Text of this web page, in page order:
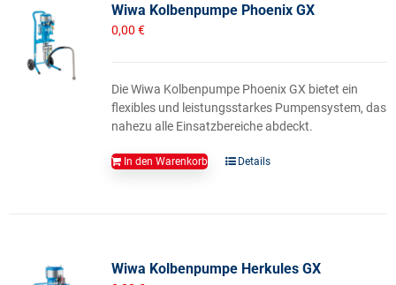
Wiwa Kolbenpumpe Phoenix GX
0,00 €
Die Wiwa Kolbenpumpe Phoenix GX bietet ein
flexibles und leistungsstarkes Pumpensystem, das
nahezu alle Einsatzbereiche abdeckt.
In den Warenkorb Details
Wiwa Kolbenpumpe Herkules GX